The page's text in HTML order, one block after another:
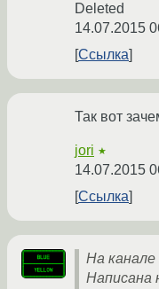
Deleted
14.07.2015
Ссылка
Так вот
jori ★
14.07.2015
Ссылка
На канале
Написана